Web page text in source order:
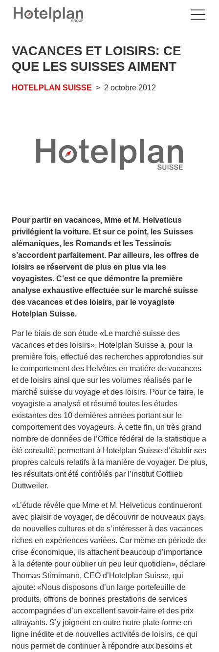
VACANCES ET LOISIRS: CE
QUE LES SUISSES AIMENT
HOTELPLAN SUISSE 2 octobre 2012
Pour partir en vacances, Mme et M. Helveticus
privilégient la voiture. Et sur ce point, les Suisses
alémaniques, les Romands et les Tessinois
s’accordent parfaitement. Par ailleurs, les offres de
loisirs se réservent de plus en plus via les
voyagistes. C’est ce que démontre la première
analyse exhaustive effectuée sur le marché suisse
des vacances et des loisirs, par le voyagiste
Hotelplan Suisse.
Par le biais de son étude «Le marché suisse des
vacances et des loisirs», Hotelplan Suisse a, pour la
première fois, effectué des recherches approfondies sur
le comportement des Helvètes en matière de vacances
et de loisirs ainsi que sur les volumes réalisés par le
marché suisse du voyage et des loisirs. Pour ce faire, le
voyagiste a analysé et résumé toutes les études
existantes des 10 dernières années portant sur le
comportement des voyageurs. À cette fin, un très grand
nombre de données de l’Office fédéral de la statistique a
été consulté, permettant à Hotelplan Suisse d’établir ses
propres calculs relatifs à la manière de voyager. De plus,
les résultats ont été contrôlés par l’institut Gottlieb
Duttweiler.
«L’étude révèle que Mme et M. Helveticus continueront
avec plaisir de voyager, de découvrir de nouveaux pays,
de nouvelles cultures et de s’intéresser à des vacances
riches en expériences variées. Car même en période de
crise économique, ils attachent beaucoup d’importance
à la détente pour oublier un peu leur quotidien», déclare
Thomas Stirnimann, CEO d’Hotelplan Suisse, qui
ajoute: «Nous disposons d’un large portefeuille de
produits, offrons de bonnes prestations de services
accompagnées d’un excellent savoir-faire et des prix
attrayants. S’y joignent en outre notre plate-forme en
ligne inédite et de nouvelles activités de loisirs, ce qui
nous permet de continuer à répondre aux besoins et